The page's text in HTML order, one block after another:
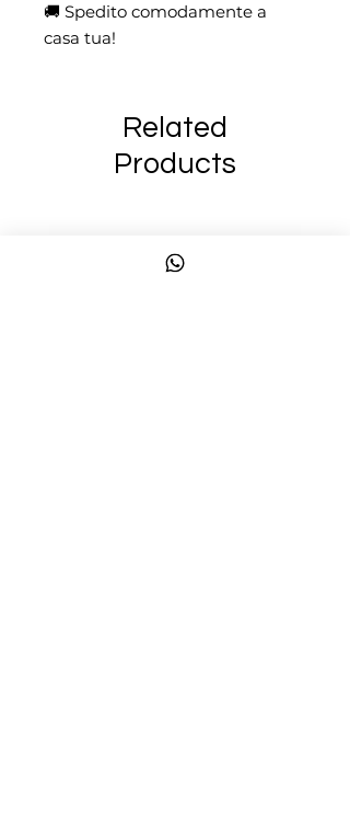
🚚 Spedito comodamente a
casa tua!
Related
Products